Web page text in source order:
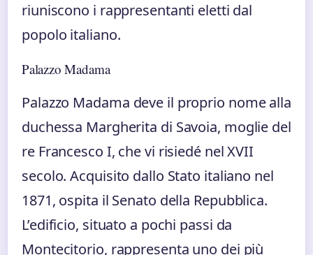
riuniscono i rappresentanti eletti dal
popolo italiano.
Palazzo Madama
Palazzo Madama deve il proprio nome alla
duchessa Margherita di Savoia, moglie del
re Francesco I, che vi risiedé nel XVII
secolo. Acquisito dallo Stato italiano nel
1871, ospita il Senato della Repubblica.
L’edificio, situato a pochi passi da
Montecitorio, rappresenta uno dei più